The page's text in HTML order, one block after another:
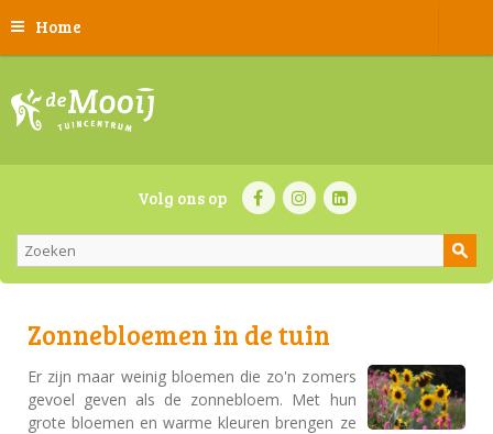
Home
Volg ons op
Zonnebloemen in de tuin
Er zijn maar weinig bloemen die zo'n zomers
gevoel geven als de zonnebloem. Met hun
grote bloemen en warme kleuren brengen ze